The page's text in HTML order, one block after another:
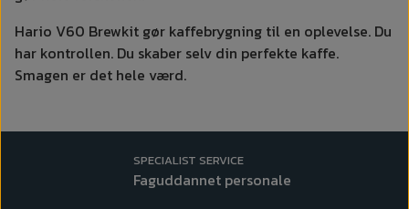
Hario V60 Brewkit gør kaffebrygning til en oplevelse. Du
har kontrollen. Du skaber selv din perfekte kaffe.
Smagen er det hele værd.
SPECIALIST SERVICE
Faguddannet personale